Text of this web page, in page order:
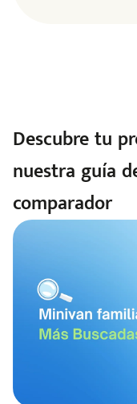
Descubre tu
nuestra guía
comparador